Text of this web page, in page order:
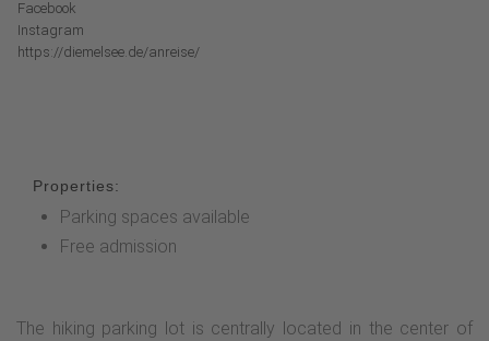
Facebook
Instagram
https://diemelsee.de/anreise/
Properties:
Parking spaces available
Free admission
The hiking parking lot is centrally located in the center of